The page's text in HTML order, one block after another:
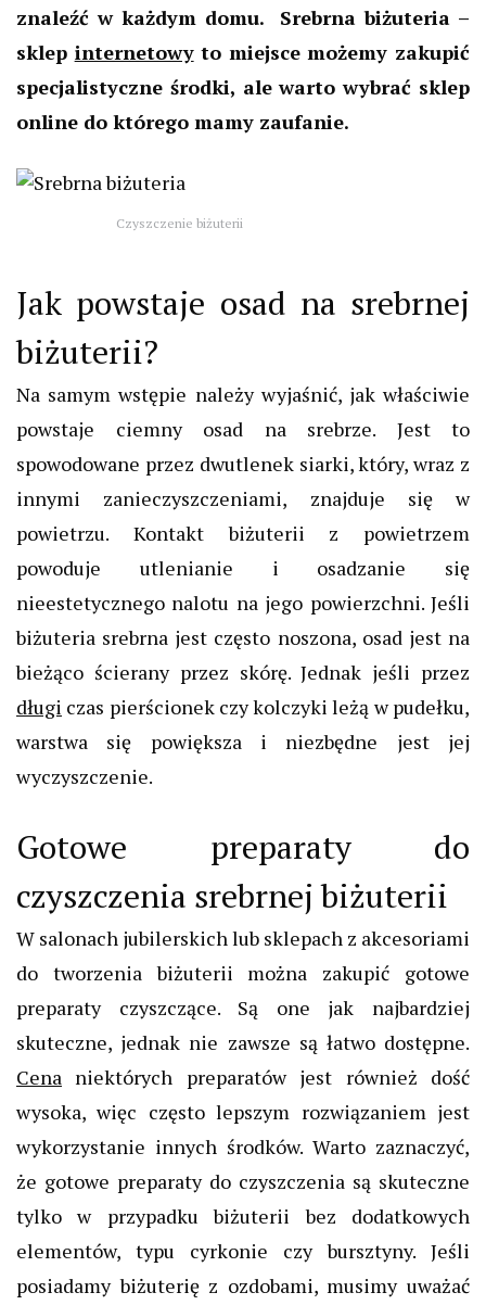
znaleźć w każdym domu. Srebrna biżuteria –
sklep internetowyto miejsce możemy zakupić
specjalistyczne środki, ale warto wybrać sklep
online do którego mamy zaufanie.
Czyszczenie biżuterii
Jak powstaje osad na srebrnej
biżuterii?
Na samym wstępie należy wyjaśnić, jak właściwie
powstaje ciemny osad na srebrze. Jest to
spowodowane przez dwutlenek siarki, który, wraz z
innymi zanieczyszczeniami, znajduje się w
powietrzu. Kontakt biżuterii z powietrzem
powoduje utlenianie i osadzanie się
nieestetycznego nalotu na jego powierzchni. Jeśli
biżuteria srebrna jest często noszona, osad jest na
bieżąco ścierany przez skórę. Jednak jeśli przez
długi czas pierścionek czy kolczyki leżą w pudełku,
warstwa się powiększa i niezbędne jest jej
wyczyszczenie.
Gotowe preparaty do
czyszczenia srebrnej biżuterii
W salonach jubilerskich lub sklepach z akcesoriami
do tworzenia biżuterii można zakupić gotowe
preparaty czyszczące. Są one jak najbardziej
skuteczne, jednak nie zawsze są łatwo dostępne.
Cena niektórych preparatów jest również dość
wysoka, więc często lepszym rozwiązaniem jest
wykorzystanie innych środków. Warto zaznaczyć,
że gotowe preparaty do czyszczenia są skuteczne
tylko w przypadku biżuterii bez dodatkowych
elementów, typu cyrkonie czy bursztyny. Jeśli
posiadamy biżuterię z ozdobami, musimy uważać